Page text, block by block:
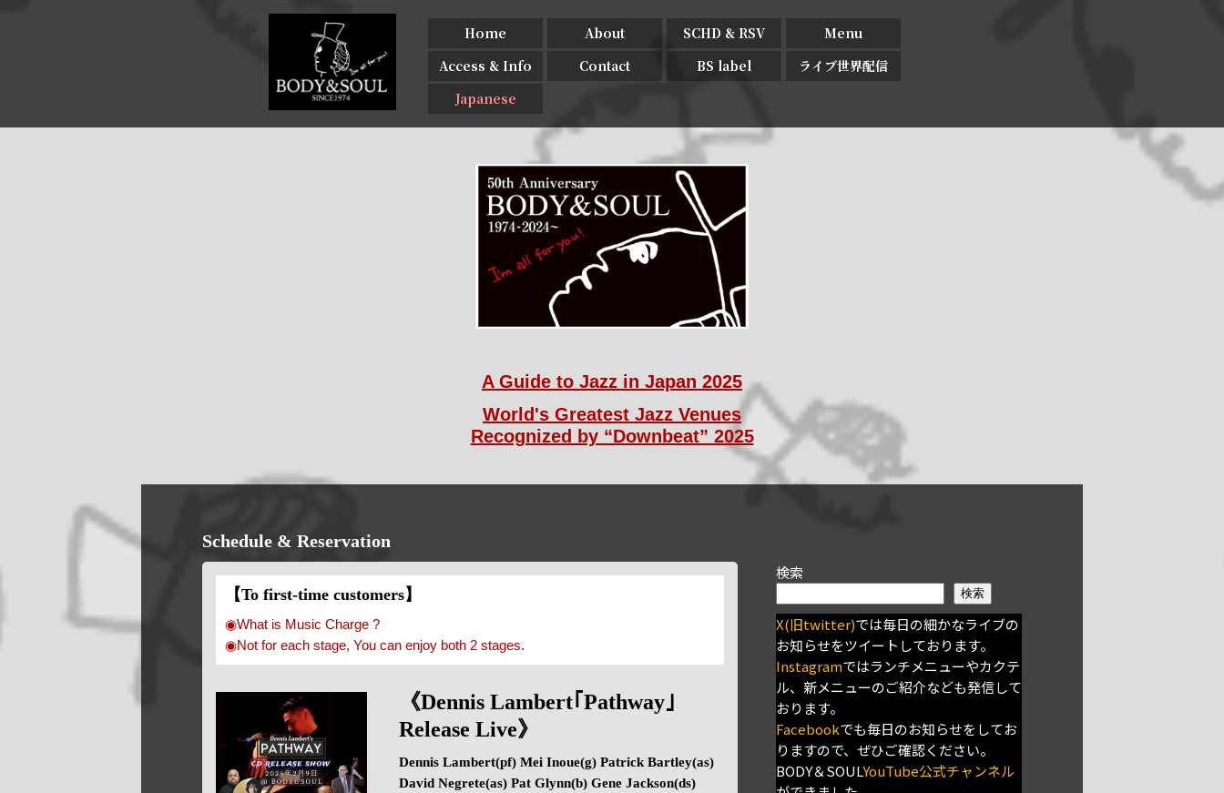
Home About SCHD & RSV
Menu
Access & Info
Contact BS label
ライブ世界配信
Japanese
A Guide to Jazz in Japan 2025
World's Greatest Jazz Venues
Recognized by “Downbeat” 2025
Schedule & Reservation
【To first-time customers】
◉What is Music Charge ?
◉Not for each stage, You can enjoy both 2 stages.
《Dennis Lambert｢Pathway｣
Release Live》
Dennis Lambert(pf) Mei Inoue(g) Patrick Bartley(as)
David Negrete(as) Pat Glynn(b) Gene Jackson(ds)
検索
検索
X(旧twitter)では毎日の細かなライブの
お知らせをツイートしております。
Instagramではランチメニューやカクテ
ル、新メニューのご紹介なども発信して
おります。
Facebookでも毎日のお知らせをしてお
りますので、ぜひご確認ください。
BODY＆SOULYouTube公式チャンネル